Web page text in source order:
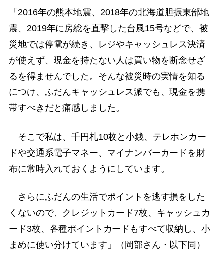
「2016年の熊本地震、2018年の北海道胆振東部地
震、2019年に房総を直撃した台風15号などで、被
災地では停電が続き、レジやキャッシュレス決済
が使えず、現金を持たない人は買い物を断念せざ
るを得ませんでした。そんな被災時の実情を知る
につけ、ふだんキャッシュレス派でも、現金を携
帯すべきだと痛感しました。
そこで私は、千円札10枚と小銭、テレホンカー
ドや交通系電子マネー、マイナンバーカードを財
布に常時入れておくようにしています。
さらにふだんの生活でポイントを逃す損をした
くないので、クレジットカード7枚、キャッシュカ
ード3枚、各種ポイントカードもすべて収納し、小
まめに使い分けています」（岡部さん・以下同）